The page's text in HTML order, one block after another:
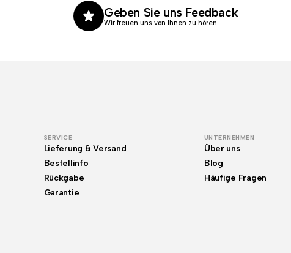
Geben Sie uns Feedback
Wir freuen uns von Ihnen zu hören
SERVICE
Lieferung & Versand
Bestellinfo
Rückgabe
Garantie
UNTERNEHMEN
Über uns
Blog
Häufige Fragen